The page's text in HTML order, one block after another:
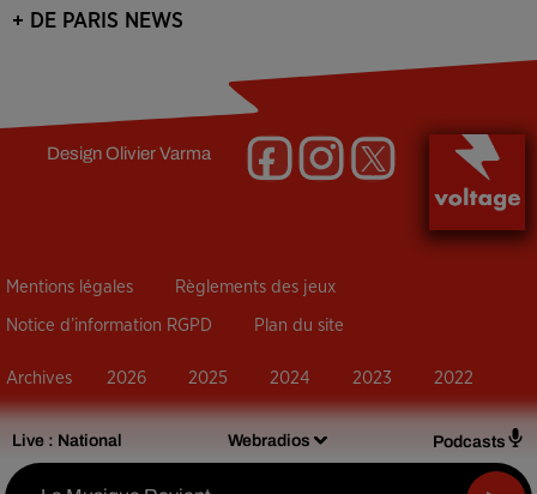
Live : National Webradios Podcasts
+ DE PARIS NEWS
DesignOlivier Varma
Mentions légales Règlements des jeux
Notice d’information RGPD Plan du site
Archives 2026 2025 2024 2023 2022